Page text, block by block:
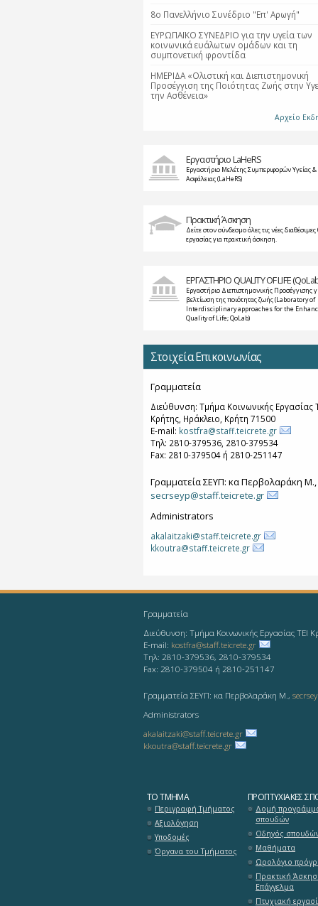
8ο Πανελλήνιο Συνέδριο "Επ' Αρωγή"
ΕΥΡΩΠΑΪΚΟ ΣΥΝΕΔΡΙΟ για την υγεία των
κοινωνικά ευάλωτων ομάδων και τη
συμπονετική φροντίδα
ΗΜΕΡΙΔΑ «Ολιστική και Διεπιστημονική
Προσέγγιση της Ποιότητας Ζωής στην
την Ασθένεια»
Αρχείο
Εργαστήριο LaHeRS
Εργαστήριο Μελέτης Συμπεριφορών Υγείας
Ασφάλειας (LaHeRS)
Πρακτική Άσκηση
Δείτε στον σύνδεσμο όλες τις νέες διαθέσιμες
εργασίας για πρακτική άσκηση.
ΕΡΓΑΣΤΗΡΙΟ QUALITY OF LIFE
Εργαστήριο Διεπιστημονικής Προσέγγισης
βελτίωση της ποιότητας ζωής (Laboratory of
Interdisciplinary approaches for the
Quality of Life; QoLab)
Στοιχεία Επικοινωνίας
Γραμματεία
Διεύθυνση: Τμήμα Κοινωνικής Εργασίας
Κρήτης, Ηράκλειο, Κρήτη 71500
E-mail: kostfra@staff.teicrete.gr
Τηλ: 2810-379536, 2810-379534
Fax: 2810-379504 ή 2810-251147
Γραμματεία ΣΕΥΠ: κα Περβολαράκη Μ.,
secrseyp@staff.teicrete.gr
Administrators
akalaitzaki@staff.teicrete.gr
kkoutra@staff.teicrete.gr
Γραμματεία
Διεύθυνση: Τμήμα Κοινωνικής Εργασίας ΤΕΙ
E-mail: kostfra@staff.teicrete.gr
Τηλ: 2810-379536, 2810-379534
Fax: 2810-379504 ή 2810-251147
Γραμματεία ΣΕΥΠ: κα Περβολαράκη Μ.,
Administrators
akalaitzaki@staff.teicrete.gr
kkoutra@staff.teicrete.gr
ΤΟ ΤΜΉΜΑ
Περιγραφή Τμήματος
Αξιολόγηση
Υποδομές
Όργανα του Τμήματος
ΠΡΟΠΤΥΧΙΑΚΈΣ
Δομή
σπουδών
Οδηγός
Μαθήματα
Ωρολόγιο
Πρακτική
Επάγγελμα
Πτυχιακή